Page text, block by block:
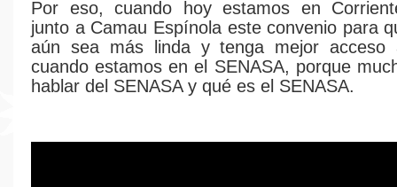
Por eso, cuando hoy estamos en
junto a Camau Espínola este convenio para
aún sea más linda y tenga mejor acceso
cuando estamos en el SENASA, porque
hablar del SENASA y qué es el SENASA.